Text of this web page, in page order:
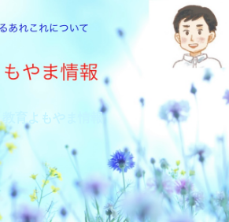
教育よもやま情報